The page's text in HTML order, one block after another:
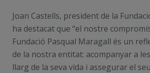
Joan Castells, president de la
ha destacat que “el nostre
Fundació Pasqual Maragall és un
de la nostra entitat: acompanyar a
llarg de la seva vida i assegurar el